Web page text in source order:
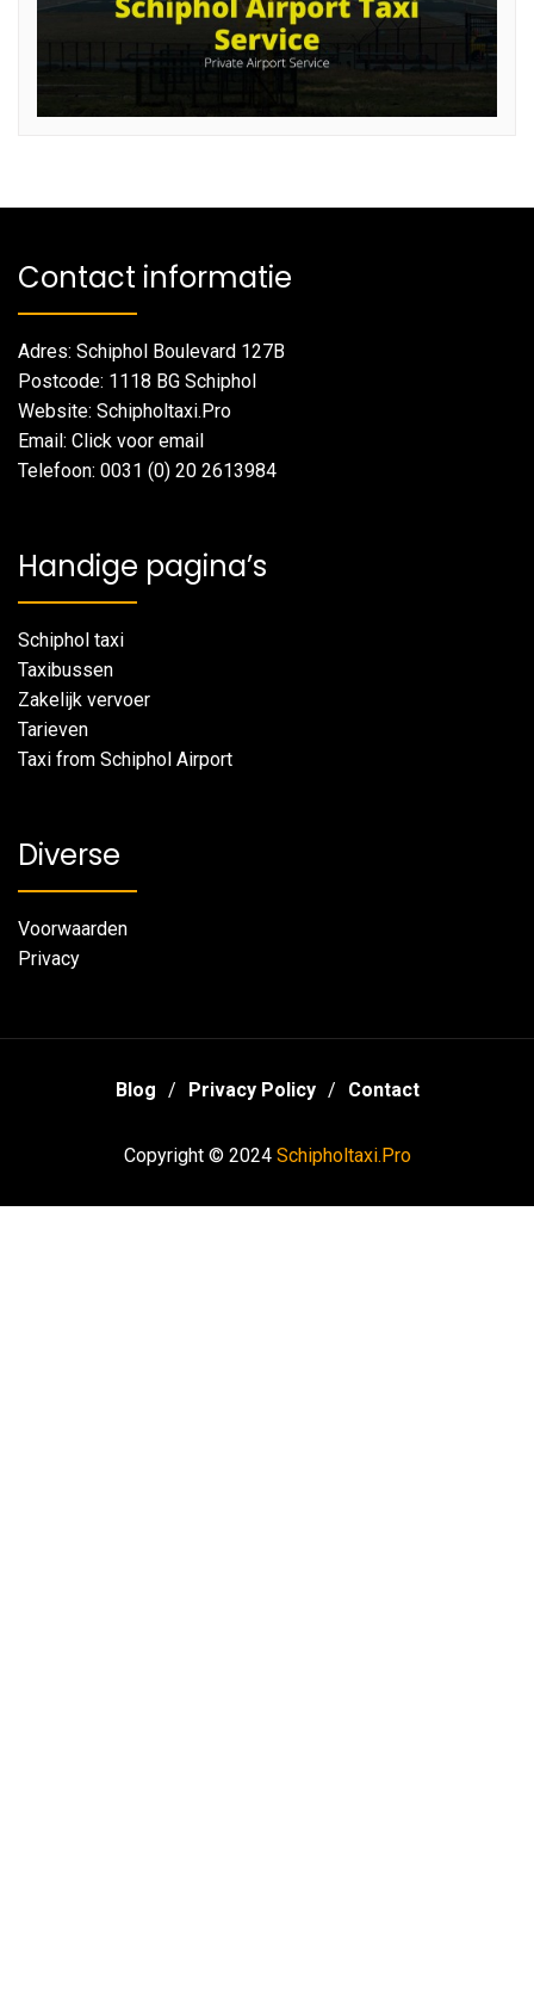
Contact informatie
Adres: Schiphol Boulevard 127B
Postcode: 1118 BG Schiphol
Website: Schipholtaxi.Pro
Email: Click voor email
Telefoon: 0031 (0) 20 2613984
Handige pagina’s
Schiphol taxi
Taxibussen
Zakelijk vervoer
Tarieven
Taxi from Schiphol Airport
Diverse
Voorwaarden
Privacy
Blog Privacy Policy Contact
Copyright © 2024 Schipholtaxi.Pro